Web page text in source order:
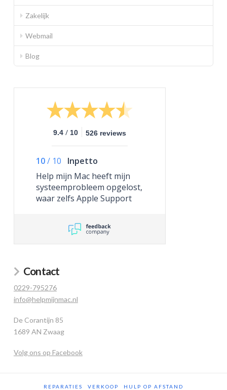
Zakelijk
Webmail
Blog
9.4 / 10 526 reviews
10/ 10
Inpetto
Help mijn Mac heeft mijn
systeemprobleem opgelost,
waar zelfs Apple Support
Contact
0229-795276
info@helpmijnmac.nl
De Corantijn 85
1689 AN Zwaag
Volg ons op Facebook
REPARATIES VERKOOP HULP OP AFSTAND